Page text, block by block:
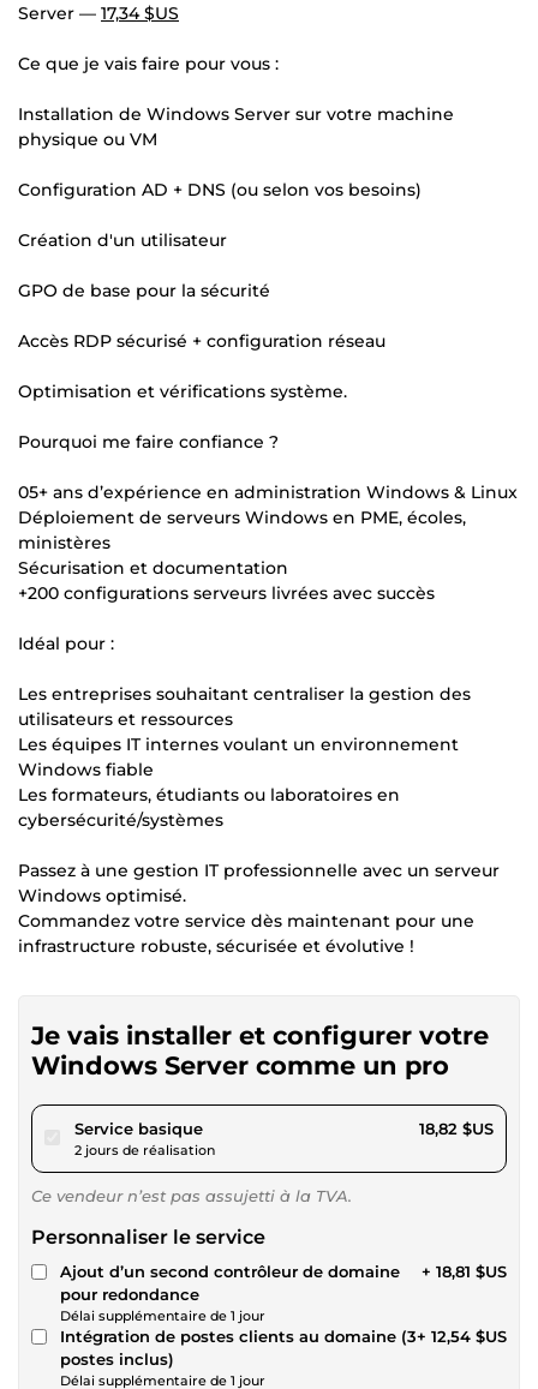
Server — 17,34 $US
Ce que je vais faire pour vous :
Installation de Windows Server sur votre machine
physique ou VM
Configuration AD + DNS (ou selon vos besoins)
Création d'un utilisateur
GPO de base pour la sécurité
Accès RDP sécurisé + configuration réseau
Optimisation et vérifications système.
Pourquoi me faire confiance ?
05+ ans d’expérience en administration Windows & Linux
Déploiement de serveurs Windows en PME, écoles,
ministères
Sécurisation et documentation
+200 configurations serveurs livrées avec succès
Idéal pour :
Les entreprises souhaitant centraliser la gestion des
utilisateurs et ressources
Les équipes IT internes voulant un environnement
Windows fiable
Les formateurs, étudiants ou laboratoires en
cybersécurité/systèmes
Passez à une gestion IT professionnelle avec un serveur
Windows optimisé.
Commandez votre service dès maintenant pour une
infrastructure robuste, sécurisée et évolutive !
Je vais installer et configurer votre
Windows Server comme un pro
Service basiquepour 17,34 $US
2 jours de réalisation
18,82 $US
Ce vendeur n’est pas assujetti à la TVA.
Personnaliser le service
Ajout d’un second contrôleur de domaine
pour redondance
Délai supplémentaire de 1 jour
+ 18,81 $US
Intégration de postes clients au domaine (3
postes inclus)
Délai supplémentaire de 1 jour
+ 12,54 $US